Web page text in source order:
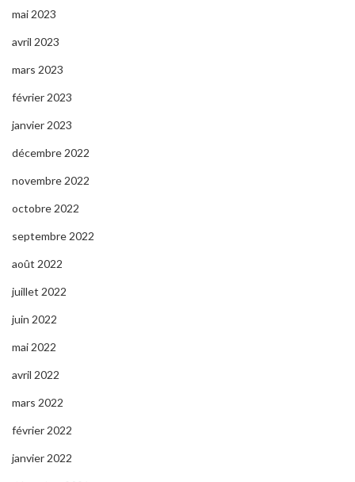
mai 2023
avril 2023
mars 2023
février 2023
janvier 2023
décembre 2022
novembre 2022
octobre 2022
septembre 2022
août 2022
juillet 2022
juin 2022
mai 2022
avril 2022
mars 2022
février 2022
janvier 2022